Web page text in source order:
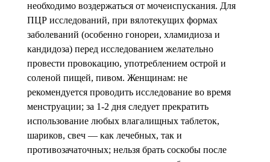
необходимо воздержаться от мочеиспускания. Для
ПЦР исследований, при вялотекущих формах
заболеваний (особенно гонореи, хламидиоза и
кандидоза) перед исследованием желательно
провести провокацию, употреблением острой и
соленой пищей, пивом. Женщинам: не
рекомендуется проводить исследование во время
менструации; за 1-2 дня следует прекратить
использование любых влагалищных таблеток,
шариков, свеч — как лечебных, так и
противозачаточных; нельзя брать соскобы после